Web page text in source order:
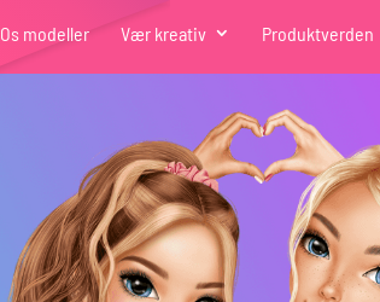
Os modeller Vær kreativ Produktverden